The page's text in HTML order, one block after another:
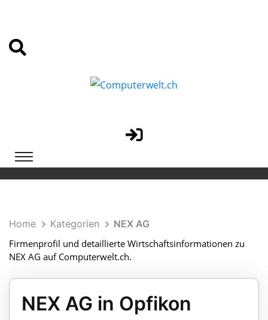
Home Kategorien
NEX AG
Firmenprofil und detaillierte Wirtschaftsinformationen zu
NEX AG auf Computerwelt.ch.
NEX AG in Opfikon